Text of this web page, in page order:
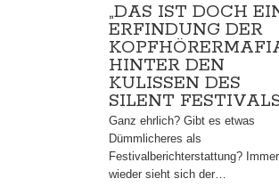
„DAS IST DOCH
ERFINDUNG DER
HINTER DEN
KULISSEN DES
SILENT
Ganz ehrlich? Gibt es etwas
Dümmlicheres als
Festivalberichterstattung? Immer
wieder sieht sich der…